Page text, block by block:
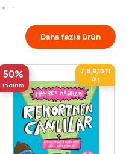
Daha fazla ürün
50%
indirim
7,8,9,10,11
Yaş